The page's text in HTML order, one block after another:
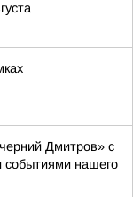
Дмитров» с
событиями нашего